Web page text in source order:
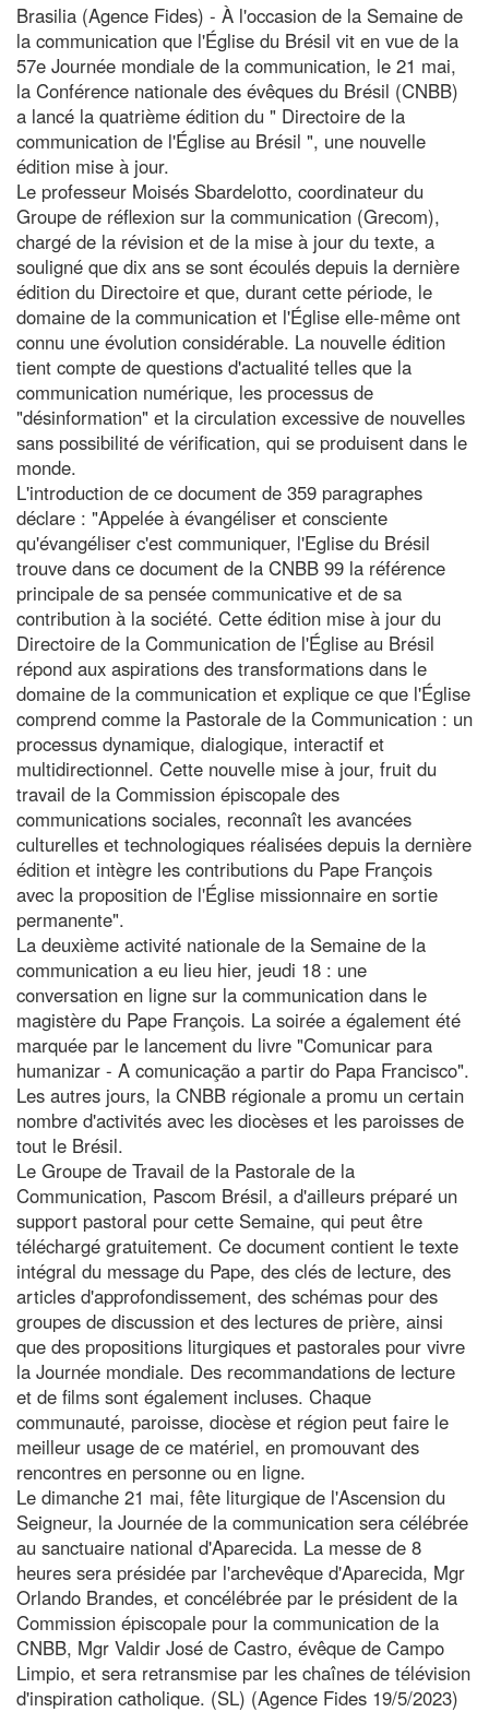
Brasilia (Agence Fides) - À l'occasion de la Semaine de
la communication que l'Église du Brésil vit en vue de la
57e Journée mondiale de la communication, le 21 mai,
la Conférence nationale des évêques du Brésil (CNBB)
a lancé la quatrième édition du " Directoire de la
communication de l'Église au Brésil ", une nouvelle
édition mise à jour.
Le professeur Moisés Sbardelotto, coordinateur du
Groupe de réflexion sur la communication (Grecom),
chargé de la révision et de la mise à jour du texte, a
souligné que dix ans se sont écoulés depuis la dernière
édition du Directoire et que, durant cette période, le
domaine de la communication et l'Église elle-même ont
connu une évolution considérable. La nouvelle édition
tient compte de questions d'actualité telles que la
communication numérique, les processus de
"désinformation" et la circulation excessive de nouvelles
sans possibilité de vérification, qui se produisent dans le
monde.
L'introduction de ce document de 359 paragraphes
déclare : "Appelée à évangéliser et consciente
qu'évangéliser c'est communiquer, l'Eglise du Brésil
trouve dans ce document de la CNBB 99 la référence
principale de sa pensée communicative et de sa
contribution à la société. Cette édition mise à jour du
Directoire de la Communication de l'Église au Brésil
répond aux aspirations des transformations dans le
domaine de la communication et explique ce que l'Église
comprend comme la Pastorale de la Communication : un
processus dynamique, dialogique, interactif et
multidirectionnel. Cette nouvelle mise à jour, fruit du
travail de la Commission épiscopale des
communications sociales, reconnaît les avancées
culturelles et technologiques réalisées depuis la dernière
édition et intègre les contributions du Pape François
avec la proposition de l'Église missionnaire en sortie
permanente".
La deuxième activité nationale de la Semaine de la
communication a eu lieu hier, jeudi 18 : une
conversation en ligne sur la communication dans le
magistère du Pape François. La soirée a également été
marquée par le lancement du livre "Comunicar para
humanizar - A comunicação a partir do Papa Francisco".
Les autres jours, la CNBB régionale a promu un certain
nombre d'activités avec les diocèses et les paroisses de
tout le Brésil.
Le Groupe de Travail de la Pastorale de la
Communication, Pascom Brésil, a d'ailleurs préparé un
support pastoral pour cette Semaine, qui peut être
téléchargé gratuitement. Ce document contient le texte
intégral du message du Pape, des clés de lecture, des
articles d'approfondissement, des schémas pour des
groupes de discussion et des lectures de prière, ainsi
que des propositions liturgiques et pastorales pour vivre
la Journée mondiale. Des recommandations de lecture
et de films sont également incluses. Chaque
communauté, paroisse, diocèse et région peut faire le
meilleur usage de ce matériel, en promouvant des
rencontres en personne ou en ligne.
Le dimanche 21 mai, fête liturgique de l'Ascension du
Seigneur, la Journée de la communication sera célébrée
au sanctuaire national d'Aparecida. La messe de 8
heures sera présidée par l'archevêque d'Aparecida, Mgr
Orlando Brandes, et concélébrée par le président de la
Commission épiscopale pour la communication de la
CNBB, Mgr Valdir José de Castro, évêque de Campo
Limpio, et sera retransmise par les chaînes de télévision
d'inspiration catholique. (SL) (Agence Fides 19/5/2023)